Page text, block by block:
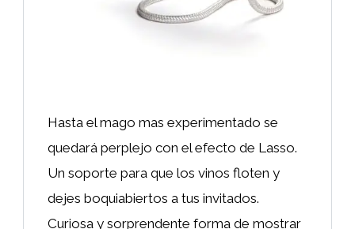
Hasta el mago mas experimentado se
quedará perplejo con el efecto de Lasso.
Un soporte para que los vinos floten y
dejes boquiabiertos a tus invitados.
Curiosa y sorprendente forma de mostrar